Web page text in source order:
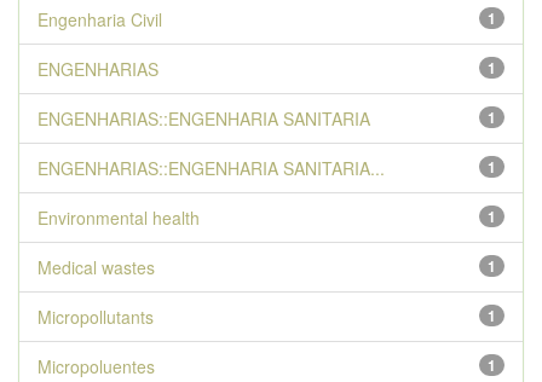
1
Engenharia Civil
1
ENGENHARIAS
1
ENGENHARIAS::ENGENHARIA SANITARIA
1
ENGENHARIAS::ENGENHARIA SANITARIA...
1
Environmental health
1
Medical wastes
1
Micropollutants
1
Micropoluentes